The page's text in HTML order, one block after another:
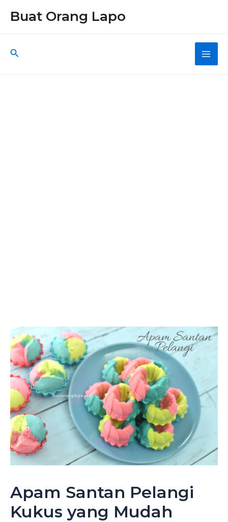
Buat Orang Lapo
Search
Main
Apam Santan Pelangi
Kukus yang Mudah